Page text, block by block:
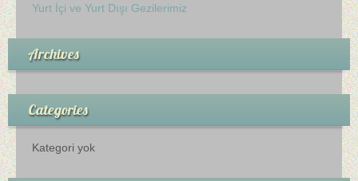
Yurt İçi ve Yurt Dışı Gezilerimiz
Archives
Categories
Kategori yok